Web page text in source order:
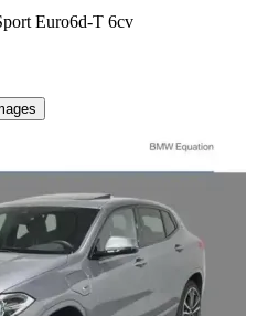
Euro6d-T 6cv